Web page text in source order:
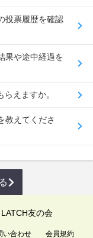
投票履歴を確認
果や途中経過を
えますか。
教えてくださ
LATCH友の会
い合わせ 会員規約